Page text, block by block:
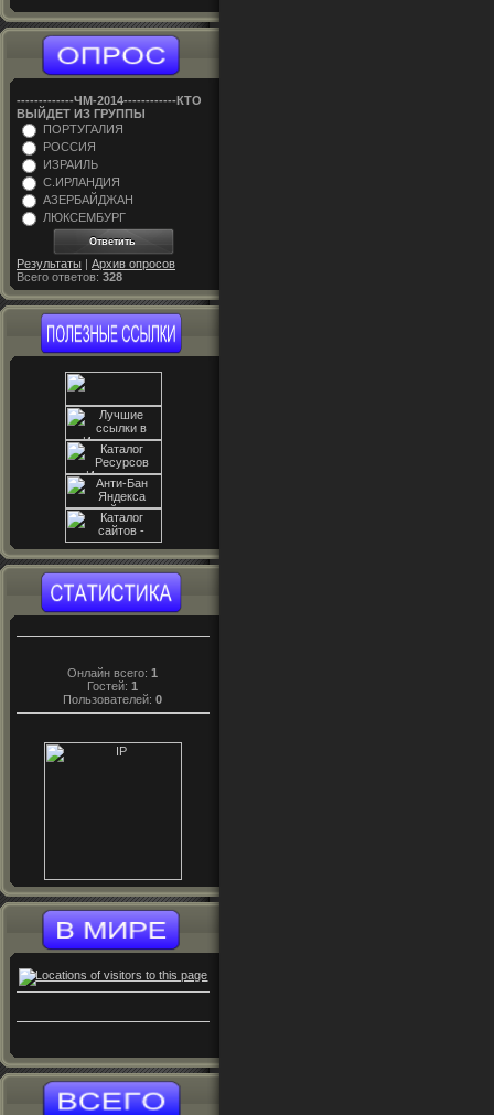
-------------ЧM-2014------------КТО
ВЫЙДЕТ ИЗ ГРУППЫ
ПОРТУГАЛИЯ
РОССИЯ
ИЗРАИЛЬ
С.ИРЛАНДИЯ
АЗЕРБАЙДЖАН
ЛЮКСЕМБУРГ
Результаты | Архив опросов
Всего ответов: 328
Онлайн всего:1
Гостей:1
Пользователей:0